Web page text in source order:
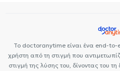
Το doctoranytime είναι ένα end-to-
χρήστη από τη στιγμή που
στιγμή της λύσης του, δίνοντας του